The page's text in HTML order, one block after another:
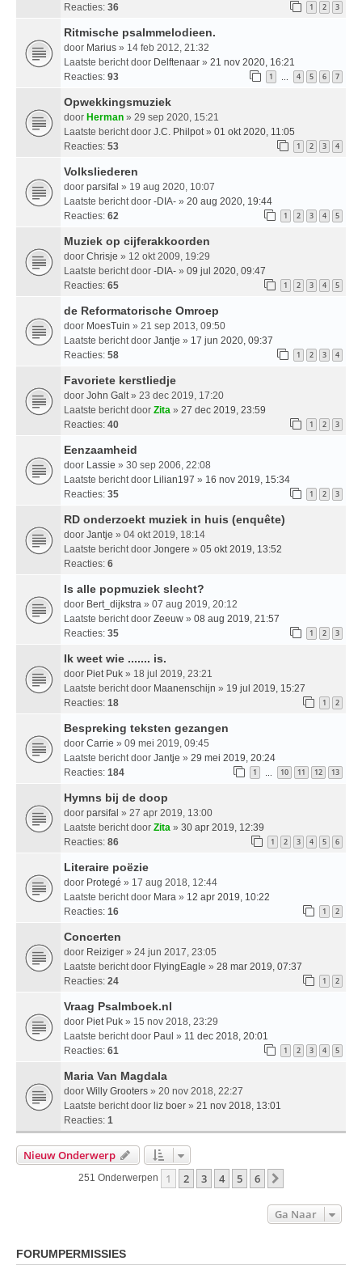
Reacties: 36 1 2 3
Ritmische psalmmelodieen.
door Marius » 14 feb 2012, 21:32
Laatste bericht door Delftenaar » 21 nov 2020, 16:21
Reacties: 93 1 … 4 5 6 7
Opwekkingsmuziek
door Herman » 29 sep 2020, 15:21
Laatste bericht door J.C. Philpot » 01 okt 2020, 11:05
Reacties: 53 1 2 3 4
Volksliederen
door parsifal » 19 aug 2020, 10:07
Laatste bericht door -DIA- » 20 aug 2020, 19:44
Reacties: 62 1 2 3 4 5
Muziek op cijferakkoorden
door Chrisje » 12 okt 2009, 19:29
Laatste bericht door -DIA- » 09 jul 2020, 09:47
Reacties: 65 1 2 3 4 5
de Reformatorische Omroep
door MoesTuin » 21 sep 2013, 09:50
Laatste bericht door Jantje » 17 jun 2020, 09:37
Reacties: 58 1 2 3 4
Favoriete kerstliedje
door John Galt » 23 dec 2019, 17:20
Laatste bericht door Zita » 27 dec 2019, 23:59
Reacties: 40 1 2 3
Eenzaamheid
door Lassie » 30 sep 2006, 22:08
Laatste bericht door Lilian197 » 16 nov 2019, 15:34
Reacties: 35 1 2 3
RD onderzoekt muziek in huis (enquête)
door Jantje » 04 okt 2019, 18:14
Laatste bericht door Jongere » 05 okt 2019, 13:52
Reacties: 6
Is alle popmuziek slecht?
door Bert_dijkstra » 07 aug 2019, 20:12
Laatste bericht door Zeeuw » 08 aug 2019, 21:57
Reacties: 35 1 2 3
Ik weet wie ....... is.
door Piet Puk » 18 jul 2019, 23:21
Laatste bericht door Maanenschijn » 19 jul 2019, 15:27
Reacties: 18 1 2
Bespreking teksten gezangen
door Carrie » 09 mei 2019, 09:45
Laatste bericht door Jantje » 29 mei 2019, 20:24
Reacties: 184 1 … 10 11 12 13
Hymns bij de doop
door parsifal » 27 apr 2019, 13:00
Laatste bericht door Zita » 30 apr 2019, 12:39
Reacties: 86 1 2 3 4 5 6
Literaire poëzie
door Protegé » 17 aug 2018, 12:44
Laatste bericht door Mara » 12 apr 2019, 10:22
Reacties: 16 1 2
Concerten
door Reiziger » 24 jun 2017, 23:05
Laatste bericht door FlyingEagle » 28 mar 2019, 07:37
Reacties: 24 1 2
Vraag Psalmboek.nl
door Piet Puk » 15 nov 2018, 23:29
Laatste bericht door Paul » 11 dec 2018, 20:01
Reacties: 61 1 2 3 4 5
Maria Van Magdala
door Willy Grooters » 20 nov 2018, 22:27
Laatste bericht door liz boer » 21 nov 2018, 13:01
Reacties: 1
Nieuw Onderwerp
251 Onderwerpen 1 2 3 4 5 6
Ga Naar
FORUMPERMISSIES